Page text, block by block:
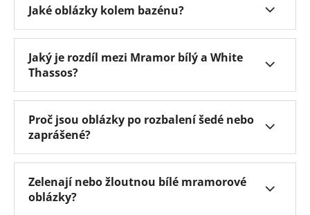
Jaké oblázky kolem bazénu?
Jaký je rozdíl mezi Mramor bílý a White
Thassos?
Proč jsou oblázky po rozbalení šedé nebo
zaprášené?
Zelenají nebo žloutnou bílé mramorové
oblázky?